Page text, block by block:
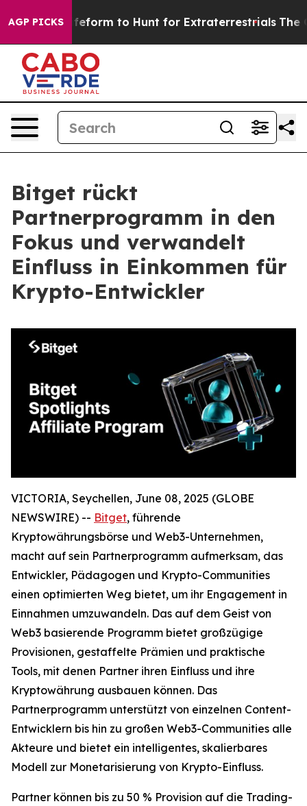
AGP PICKSLifeform to Hunt for Extraterrestrials The Good
Bitget rückt
Partnerprogramm in den
Fokus und verwandelt
Einfluss in Einkommen für
Krypto-Entwickler
VICTORIA, Seychellen, June 08, 2025 (GLOBE
NEWSWIRE) -- Bitget, führende
Kryptowährungsbörse und Web3-Unternehmen,
macht auf sein Partnerprogramm aufmerksam, das
Entwickler, Pädagogen und Krypto-Communities
einen optimierten Weg bietet, um ihr Engagement in
Einnahmen umzuwandeln. Das auf dem Geist von
Web3 basierende Programm bietet großzügige
Provisionen, gestaffelte Prämien und praktische
Tools, mit denen Partner ihren Einfluss und ihre
Kryptowährung ausbauen können. Das
Partnerprogramm unterstützt von einzelnen Content-
Entwicklern bis hin zu großen Web3-Communities alle
Akteure und bietet ein intelligentes, skalierbares
Modell zur Monetarisierung von Krypto-Einfluss.
Partner können bis zu 50 % Provision auf die Trading-